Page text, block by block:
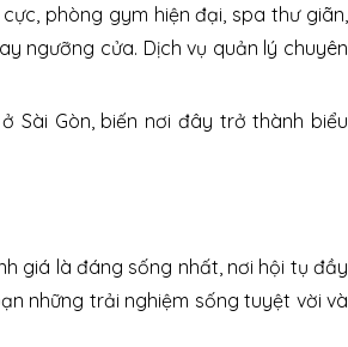
phòng gym hiện đại, spa thư giãn,
ngưỡng cửa. Dịch vụ quản lý chuyên
Gòn, biến nơi đây trở thành biểu
giá là đáng sống nhất, nơi hội tụ đầy
những trải nghiệm sống tuyệt vời và